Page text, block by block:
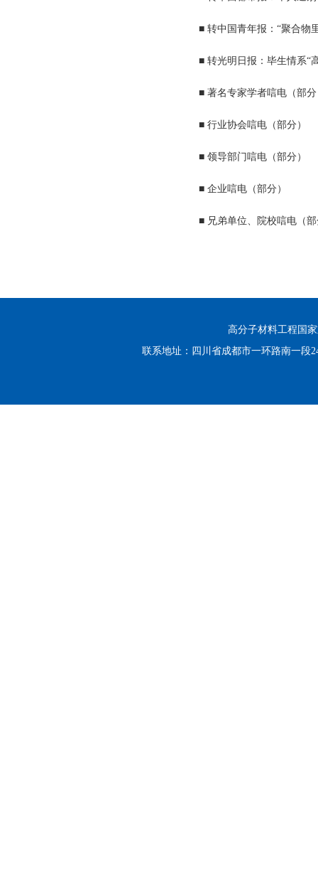
■ 转中国青年报：“聚合物
■ 转光明日报：毕生情系“
■ 著名专家学者唁电（部
■ 行业协会唁电（部分）
■ 领导部门唁电（部分）
■ 企业唁电（部分）
■ 兄弟单位、院校唁电（
高分子材料工程国
联系地址：四川省成都市一环路南一段